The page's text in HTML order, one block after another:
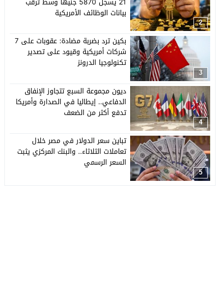
2
بيانات الوظائف الأمريكية
3
بكين ترد بضربة مضادة: عقوبات على 7
شركات أمريكية وقيود على تصدير
تكنولوجيا الدرونز
4
ديون مجموعة السبع تتجاوز الإنفاق
الدفاعي.. إيطاليا في الصدارة وأمريكا
تدفع أكثر من الضعف
5
تباين سعر الدولار في مصر خلال
تعاملات الثلاثاء.. والبنك المركزي يثبت
السعر الرسمي